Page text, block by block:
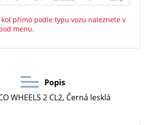
přímo podle typu vozu naleznete v
menu.
Popis
WHEELS 2 CL2, Černá lesklá